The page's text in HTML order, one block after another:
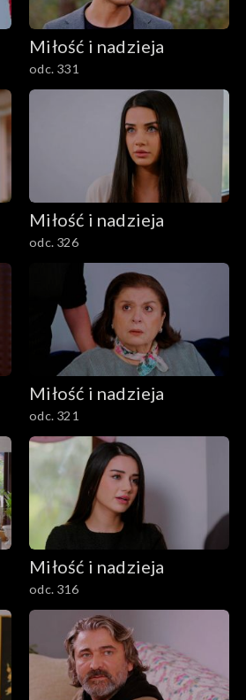
Miłość i nadzieja
odc. 331
Miłość i nadzieja
odc. 326
Miłość i nadzieja
odc. 321
Miłość i nadzieja
odc. 316